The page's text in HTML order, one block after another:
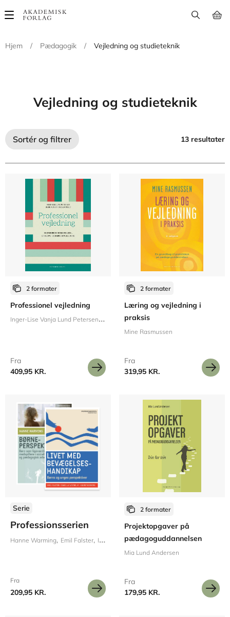
Main
Hjem
/ Pædagogik / Vejledning og studieteknik
Vejledning og studieteknik
Sortér og filtrer 13 resultater
2 formater
Professionel vejledning
I
nger-Lise Vanja Lund PetersenBo Klindt Poulsen
Fra
409,95 KR.
2 formater
Læring og vejledning i
praksis
Mine Rasmussen
Fra
319,95 KR.
Serie
Professionsserien
Hanne Warming Emil Falster Isabella Vagtholm Ann Kristin Larsen
Fra
209,95 KR.
2 formater
Projektopgaver på
pædagoguddannelsen
Mia Lund Andersen
Fra
179,95 KR.